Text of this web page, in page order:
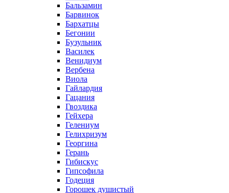
Бальзамин
Барвинок
Бархатцы
Бегонии
Бузульник
Василек
Венидиум
Вербена
Виола
Гайлардия
Гацания
Гвоздика
Гейхера
Гелениум
Гелихризум
Георгина
Герань
Гибискус
Гипсофила
Годеция
Горошек душистый